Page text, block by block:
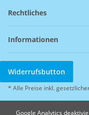
Rechtliches
Informationen
Widerrufsbutton
* Alle Preise inkl.
Google Analytics